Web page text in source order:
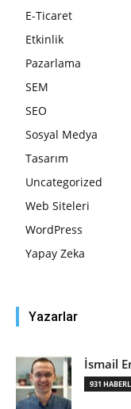
E-Ticaret
Etkinlik
Pazarlama
SEM
SEO
Sosyal Medya
Tasarım
Uncategorized
Web Siteleri
WordPress
Yapay Zeka
Yazarlar
İsmail
931